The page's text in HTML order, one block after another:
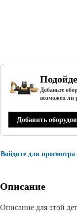
Добавьте
возможен ли
Добавить
Войдите для
Описание
Описание для этой